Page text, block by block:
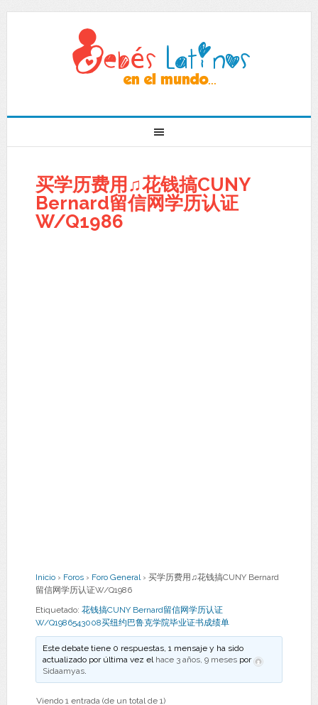
买学历费用♫花钱搞CUNY
Bernard留信网学历认证
W/Q1986
Inicio › Foros › Foro General › 买学历费用♫花钱搞CUNY Bernard
留信网学历认证W/Q1986
Etiquetado: 花钱搞CUNY Bernard留信网学历认证
W/Q1986543008买纽约巴鲁克学院毕业证书成绩单
Este debate tiene 0 respuestas, 1 mensaje y ha sido
actualizado por última vez el hace 3 años, 9 meses por
Sidaamyas.
Viendo 1 entrada (de un total de 1)